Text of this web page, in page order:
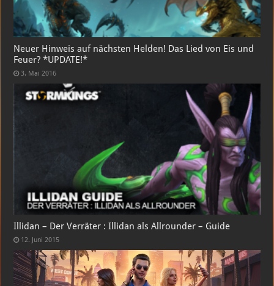
Neuer Hinweis auf nächsten Helden! Das Lied von Eis und
Feuer? *UPDATE!*
3. Mai 2016
Illidan – Der Verräter : Illidan als Allrounder – Guide
12. Juni 2015